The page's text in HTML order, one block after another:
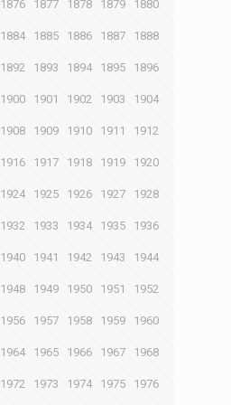
1876 1877 1878 1879 1880
1884 1885 1886 1887 1888
1892 1893 1894 1895 1896
1900 1901 1902 1903 1904
1908 1909 1910 1911 1912
1916 1917 1918 1919 1920
1924 1925 1926 1927 1928
1932 1933 1934 1935 1936
1940 1941 1942 1943 1944
1948 1949 1950 1951 1952
1956 1957 1958 1959 1960
1964 1965 1966 1967 1968
1972 1973 1974 1975 1976